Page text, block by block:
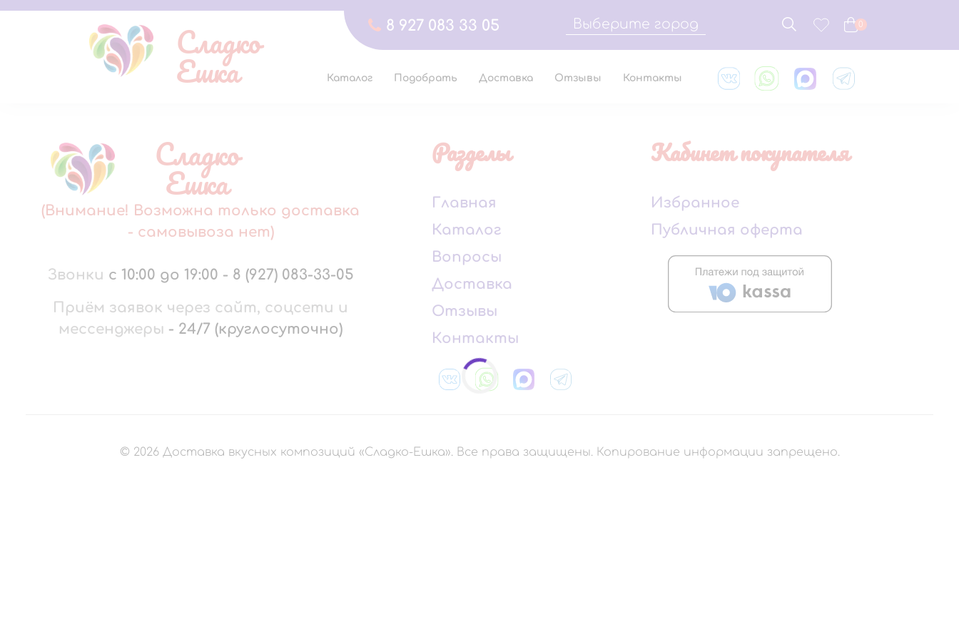
8 927 083 33 05 Выберите город 0
Сладко
Ешка Каталог Подобрать Доставка Отзывы Контакты
Сладко
Ешка
(Внимание! Возможна только доставка
- самовывоза нет)
Звонки с 10:00 до 19:00 - 8 (927) 083-33-05
Приём заявок через сайт, соцсети и
мессенджеры - 24/7 (круглосуточно)
Разделы
Главная
Каталог
Вопросы
Доставка
Отзывы
Контакты
Кабинет покупателя
Избранное
Публичная оферта
© 2026Доставка вкусных композиций «Сладко-Ешка». Все права защищены. Копирование информации запрещено.